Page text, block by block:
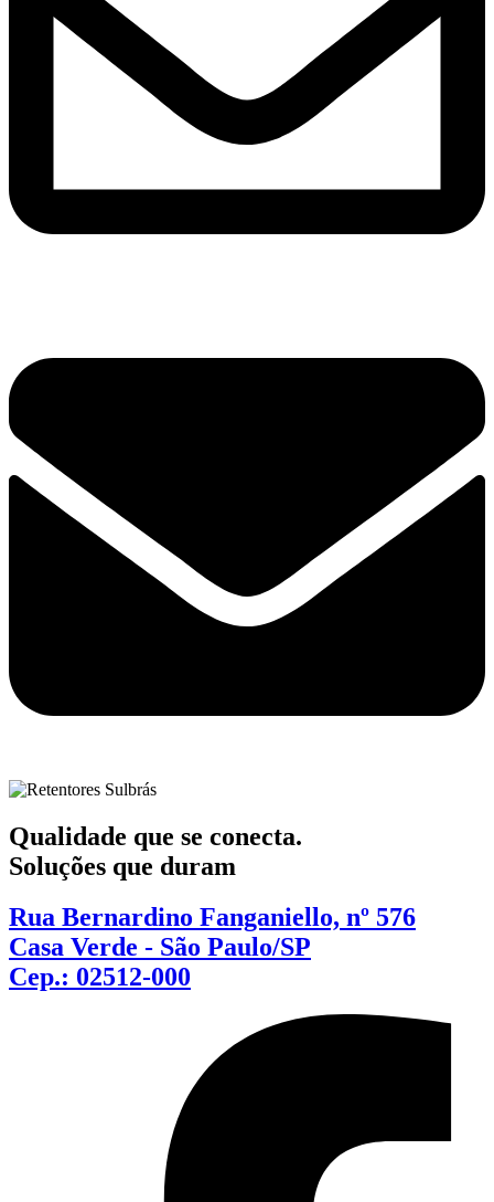
Qualidade que se conecta.
Soluções que duram
Rua Bernardino Fanganiello, nº 576
Casa Verde - São Paulo/SP
Cep.: 02512-000